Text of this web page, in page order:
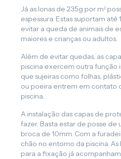
Já as lonas de 235g por m²
espessura. Estas suportam até
evitar a queda de animais de
maiores e crianças ou adultos.
Além de evitar quedas, as
piscina exercem outra função
que sujeiras como folhas,
ou poeira entrem em contato
piscina.
A instalação das capas de
fazer. Basta estar de posse de
broca de 10mm. Com a
chão no entorno da piscina.
para a fixação já